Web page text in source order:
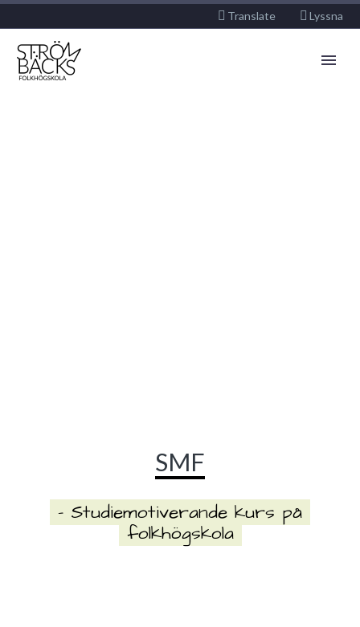
Translate Lyssna
SMF
– Studiemotiverande kurs på
folkhögskola